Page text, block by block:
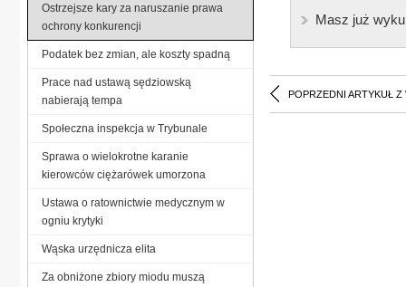
Masz już
POPRZEDNI ARTYKUŁ Z
Ostrzejsze kary za naruszanie prawa
ochrony konkurencji
Podatek bez zmian, ale koszty spadną
Prace nad ustawą sędziowską
nabierają tempa
Społeczna inspekcja w Trybunale
Sprawa o wielokrotne karanie
kierowców ciężarówek umorzona
Ustawa o ratownictwie medycznym w
ogniu krytyki
Wąska urzędnicza elita
Za obniżone zbiory miodu muszą